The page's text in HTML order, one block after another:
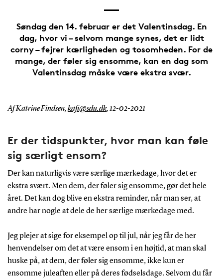
Søndag den 14. februar er det Valentinsdag. En
dag, hvor vi – selvom mange synes, det er lidt
corny – fejrer kærligheden og tosomheden. For de
mange, der føler sig ensomme, kan en dag som
Valentinsdag måske være ekstra svær.
Af Katrine Findsen,kafi@sdu.dk,12-02-2021
Er der tidspunkter, hvor man kan føle
sig særligt ensom?
Der kan naturligvis være særlige mærkedage, hvor det er
ekstra svært. Men dem, der føler sig ensomme, gør det hele
året. Det kan dog blive en ekstra reminder, når man ser, at
andre har nogle at dele de her særlige mærkedage med.
Jeg plejer at sige for eksempel op til jul, når jeg får de her
henvendelser om det at være ensom i en højtid, at man skal
huske på, at dem, der føler sig ensomme, ikke kun er
ensomme juleaften eller på deres fødselsdage. Selvom du får